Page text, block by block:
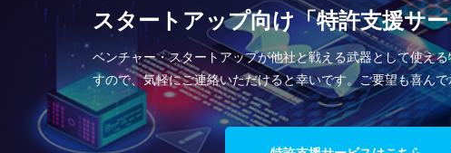
スタートアップ向け「特許支援サ
ベンチャー・スタートアップが他社と戦える武器として使え
すので、気軽にご連絡いただけると幸いです。ご要望も喜ん